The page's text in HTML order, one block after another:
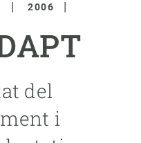
2006
del
i